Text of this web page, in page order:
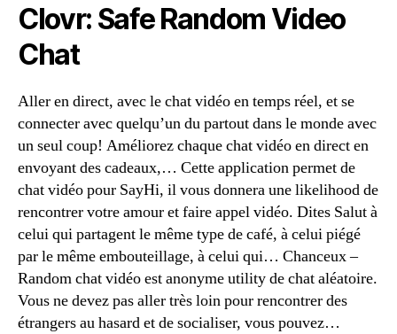
Clovr: Safe Random Video
Chat
Aller en direct, avec le chat vidéo en temps réel, et se
connecter avec quelqu’un du partout dans le monde avec
un seul coup! Améliorez chaque chat vidéo en direct en
envoyant des cadeaux,… Cette application permet de
chat vidéo pour SayHi, il vous donnera une likelihood de
rencontrer votre amour et faire appel vidéo. Dites Salut à
celui qui partagent le même type de café, à celui piégé
par le même embouteillage, à celui qui… Chanceux –
Random chat vidéo est anonyme utility de chat aléatoire.
Vous ne devez pas aller très loin pour rencontrer des
étrangers au hasard et de socialiser, vous pouvez…